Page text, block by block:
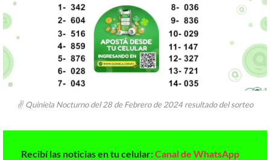
✌ Quiniela Nocturno del 28 de Febrero de 2024 resultado del sorteo
Recibí las noticias en tu celular:Canal de WhatsApp